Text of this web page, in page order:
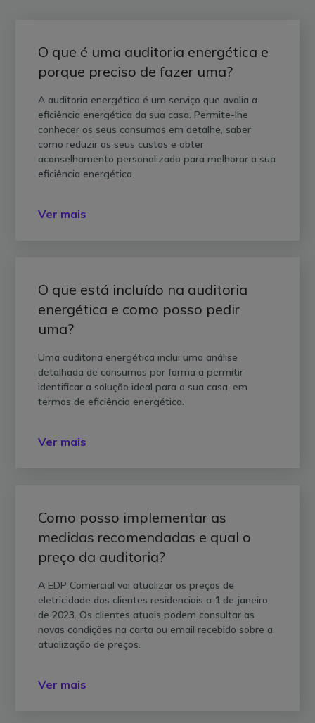
O que é uma auditoria energética e
porque preciso de fazer uma?
A auditoria energética é um serviço que avalia a
eficiência energética da sua casa. Permite-lhe
conhecer os seus consumos em detalhe, saber
como reduzir os seus custos e obter
aconselhamento personalizado para melhorar a sua
eficiência energética.
Ver mais
O que está incluído na auditoria
energética e como posso pedir
uma?
Uma auditoria energética inclui uma análise
detalhada de consumos por forma a permitir
identificar a solução ideal para a sua casa, em
termos de eficiência energética.
Ver mais
Como posso implementar as
medidas recomendadas e qual o
preço da auditoria?
A EDP Comercial vai atualizar os preços de
eletricidade dos clientes residenciais a 1 de janeiro
de 2023. Os clientes atuais podem consultar as
novas condições na carta ou email recebido sobre a
atualização de preços.
Ver mais